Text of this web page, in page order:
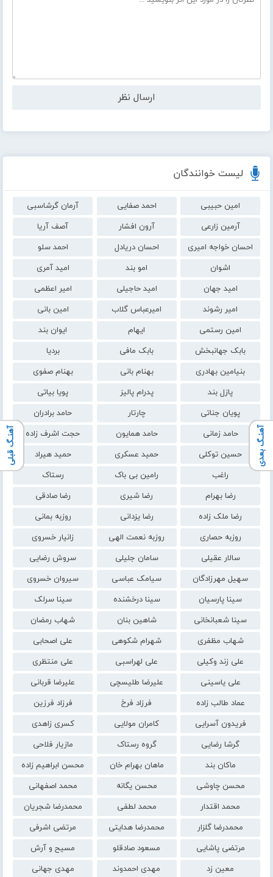
لیست خوانندگان
امین حبیبی احمد صفایی
آرمان گرشاسبی
آرمین زارعی
آرون افشار
آصف آریا
احسان خواجه امیری
احسان دریادل
احمد سلو
اشوان
امو بند
امید آمری
امید جهان
امید حاجیلی
امیر اعظمی
امیر رشوند
امیرعباس گلاب
امین بانی
امین رستمی
ایهام
ایوان بند
بابک جهانبخش
بابک مافی
بردیا
بنیامین بهادری
بهنام بانی
بهنام صفوی
پازل بند
پدرام پالیز
پویا بیاتی
پویان جناتی
چارتار
حامد برادران
حامد زمانی
حامد همایون
حجت اشرف زاده
حسین توکلی
حمید عسکری
حمید هیراد
راغب
رامین بی باک
رستاک
رضا بهرام
رضا شیری
رضا صادقی
رضا ملک زاده
رضا یزدانی
روزبه بمانی
روزبه حصاری
روزبه نعمت الهی
زانیار خسروی
سالار عقیلی
سامان جلیلی
سروش رضایی
سهیل مهرزادگان
سیامک عباسی
سیروان خسروی
سینا پارسیان
سینا درخشنده
سینا سرلک
سینا شعبانخانی
شاهین بنان
شهاب رمضان
شهاب مظفری
شهرام شکوهی
علی اصحابی
علی زند وکیلی
علی لهراسبی
علی منتظری
علی یاسینی
علیرضا طلیسچی
علیرضا قربانی
عماد طالب زاده
فرزاد فرخ
فرزاد فرزین
فریدون آسرایی
کامران مولایی
کسری زاهدی
گرشا رضایی
گروه رستاک
مازیار فلاحی
ماکان بند
ماهان بهرام خان
محسن ابراهیم زاده
محسن چاوشی
محسن یگانه
محمد اصفهانی
محمد اقتدار
محمد لطفی
محمدرضا شجریان
محمدرضا گلزار
محمدرضا هدایتی
مرتضی اشرفی
مرتضی پاشایی
مسعود صادقلو
مسیح و آرش
معین زد
مهدی احمدوند
مهدی جهانی
آهنـگ بعدی آهنـگ قبلی